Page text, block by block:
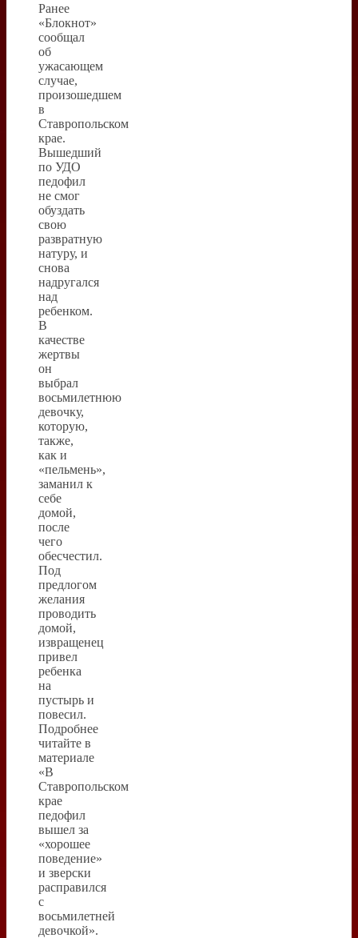
Ранее
«Блокнот»
сообщал
об
ужасающем
случае,
произошедшем
в
Ставропольском
крае.
Вышедший
по УДО
педофил
не смог
обуздать
свою
развратную
натуру, и
снова
надругался
над
ребенком.
В
качестве
жертвы
он
выбрал
восьмилетнюю
девочку,
которую,
также,
как и
«пельмень»,
заманил к
себе
домой,
после
чего
обесчестил.
Под
предлогом
желания
проводить
домой,
извращенец
привел
ребенка
на
пустырь и
повесил.
Подробнее
читайте в
материале
«В
Ставропольском
крае
педофил
вышел за
«хорошее
поведение»
и зверски
расправился
с
восьмилетней
девочкой».